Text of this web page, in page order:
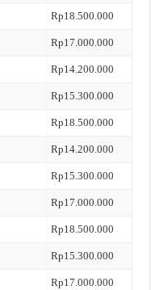
Rp18.500.000
Rp17.000.000
Rp14.200.000
Rp15.300.000
Rp18.500.000
Rp14.200.000
Rp15.300.000
Rp17.000.000
Rp18.500.000
Rp15.300.000
Rp17.000.000